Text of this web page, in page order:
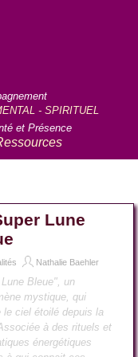
- SPIRITUEL
et Présence
Lune
Nathalie Baehler
Bleue", un
mystique, qui
le ciel étoilé depuis la
à des rituels et
énergétiques